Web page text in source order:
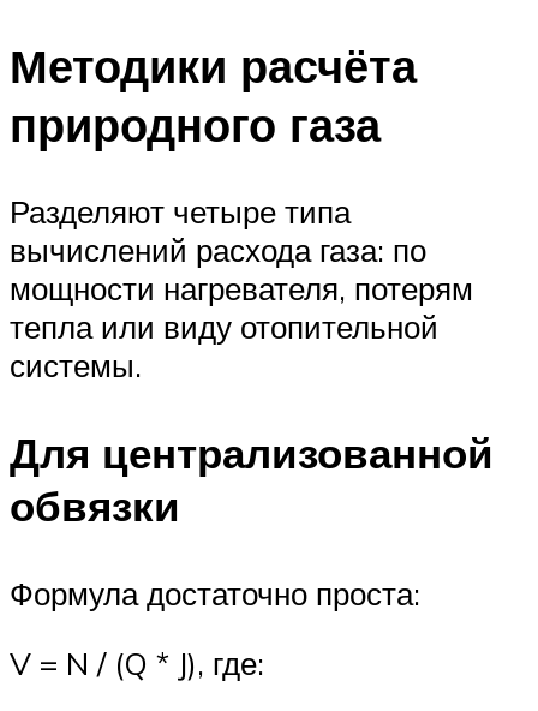
Методики расчёта
природного газа
Разделяют четыре типа
вычислений расхода газа: по
мощности нагревателя, потерям
тепла или виду отопительной
системы.
Для централизованной
обвязки
Формула достаточно проста:
V = N / (Q * J), где: